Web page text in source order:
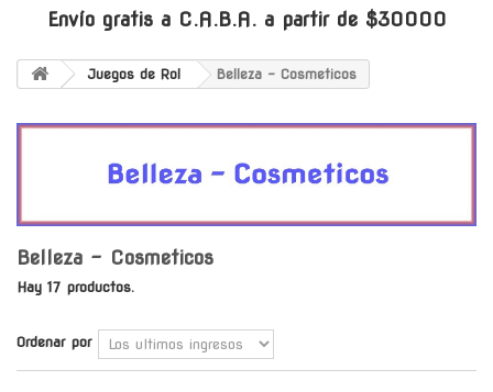
Envío gratis a C.A.B.A. a partir de $30000
Juegos de Rol Belleza - Cosmeticos
Belleza - Cosmeticos
Hay 17 productos.
Ordenar por